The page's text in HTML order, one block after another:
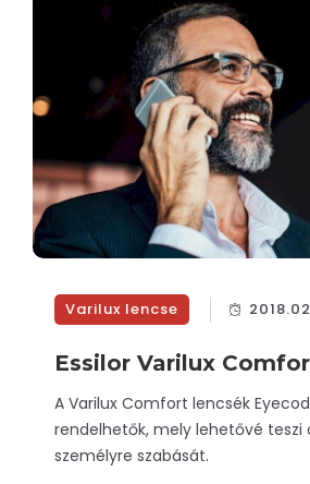
Varilux lencse
Essilor Varilux
A Varilux Comfort lencsék
rendelhetők, mely lehetővé teszi
személyre szabását.